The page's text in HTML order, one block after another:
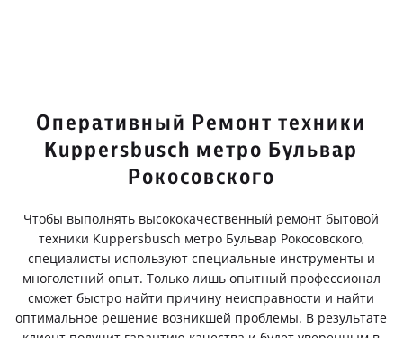
Оперативный Ремонт техники
Kuppersbusch метро Бульвар
Рокосовского
Чтобы выполнять высококачественный ремонт бытовой
техники Kuppersbusch метро Бульвар Рокосовского,
специалисты используют специальные инструменты и
многолетний опыт. Только лишь опытный профессионал
сможет быстро найти причину неисправности и найти
оптимальное решение возникшей проблемы. В результате